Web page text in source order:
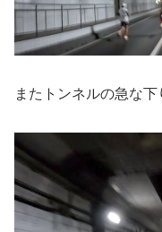
またトンネルの急な